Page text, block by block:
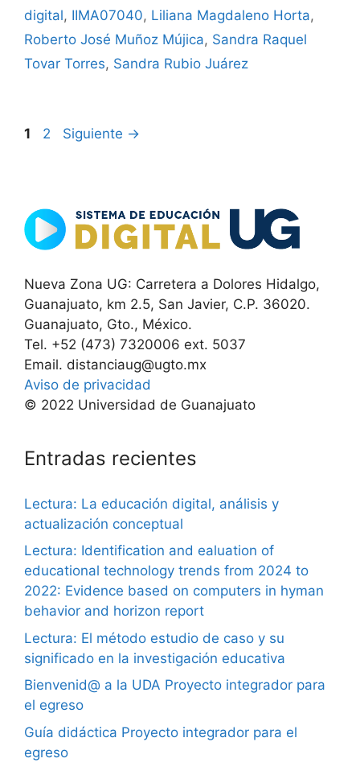
digital, IIMA07040, Liliana Magdaleno Horta,
Roberto José Muñoz Mújica, Sandra Raquel
Tovar Torres, Sandra Rubio Juárez
Página
1 Página
2 Siguiente →
Nueva Zona UG: Carretera a Dolores Hidalgo,
Guanajuato, km 2.5, San Javier, C.P. 36020.
Guanajuato, Gto., México.
Tel. +52 (473) 7320006 ext. 5037
Email. distanciaug@ugto.mx
Aviso de privacidad
© 2022 Universidad de Guanajuato
Entradas recientes
Lectura: La educación digital, análisis y
actualización conceptual
Lectura: Identification and ealuation of
educational technology trends from 2024 to
2022: Evidence based on computers in hyman
behavior and horizon report
Lectura: El método estudio de caso y su
significado en la investigación educativa
Bienvenid@ a la UDA Proyecto integrador para
el egreso
Guía didáctica Proyecto integrador para el
egreso